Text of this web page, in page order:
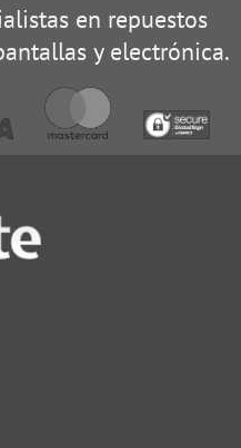
en repuestos
y electrónica.